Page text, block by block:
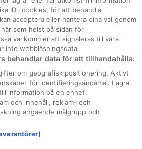
centrum
oss
anmäla innehåll
ID i cookies, för att behandla
acceptera eller hantera dina val genom
som helst på sidan för
val kommer att signaleras till våra
inte webbläsningsdata.
behandlar data för att tillhandahålla:
om geografisk positionering. Aktivt
för identifieringsändamål. Lagra
information på en enhet.
och innehåll, reklam- och
angående målgrupp och